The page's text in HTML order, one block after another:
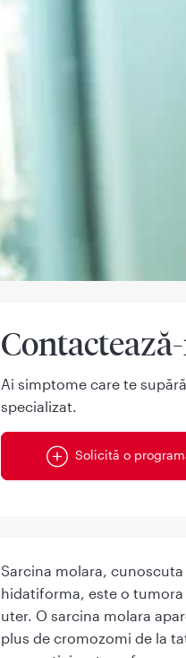
Ai simptome care te
specializat.
Solicită o
Sarcina molara,
hidatiforma, este o
uter. O sarcina molara
plus de cromozomi de la